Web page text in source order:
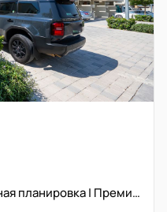
Угловой End-Unit | Просторная планировка | Премиум-локация